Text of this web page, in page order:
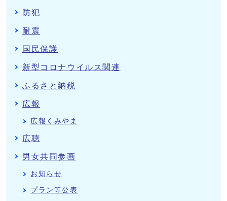
防犯
耐震
国民保護
新型コロナウイルス関連
ふるさと納税
広報
広報くみやま
広聴
男女共同参画
お知らせ
プラン等公表